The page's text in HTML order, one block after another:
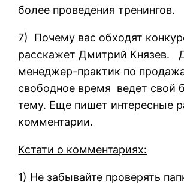
более проведения тренингов.
7) Почему вас обходят
расскажет Дмитрий Князев.
менеджер-практик по
свободное время ведет свой
тему. Еще пишет интересные
комментарии.
Кстати о комментариях:
1) Не забывайте проверять